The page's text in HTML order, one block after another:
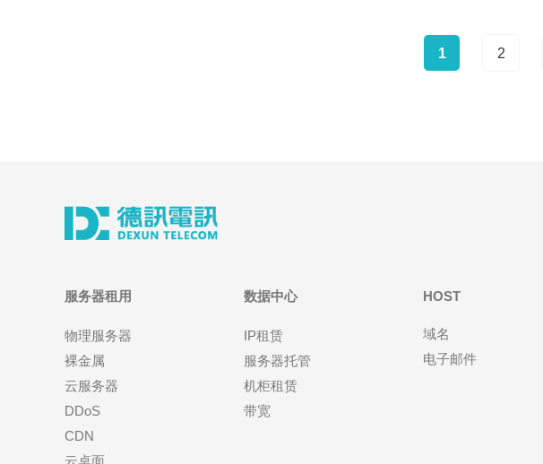
1 2
服务器租用
物理服务器
裸金属
云服务器
DDoS
CDN
云桌面
数据中心
IP租赁
服务器托管
机柜租赁
带宽
HOST
域名
电子邮件